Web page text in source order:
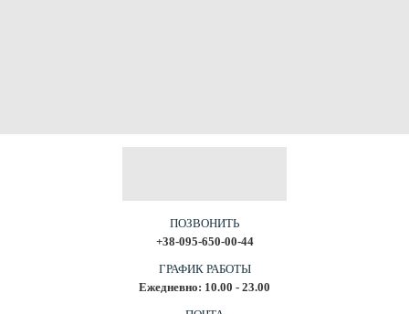
ПОЗВОНИТЬ
+38-095-650-00-44
ГРАФИК РАБОТЫ
Ежедневно: 10.00 - 23.00